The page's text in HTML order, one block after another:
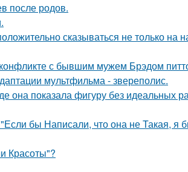
после родов.
сказываться не только на
с бывшим мужем Брэдом
мультфильма - звереполис.
она показала фигуру без идеальных
бы Написали, что она не Такая, я
Красоты"?